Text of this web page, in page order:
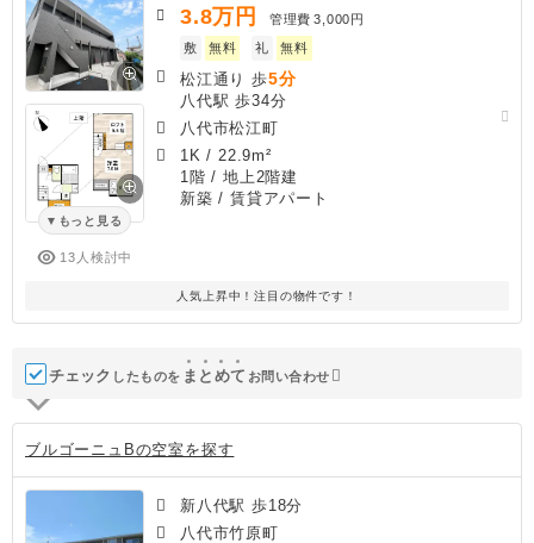
もっと見る
13人検討中
3.8万円 管理費 3,000円
敷
無料 礼 無料
松江通り 歩5分
八代駅 歩34分
八代市松江町
1K / 22.9m²
1階 / 地上2階建
新築 / 賃貸アパート
人気上昇中！注目の物件です！
チェック したものを ま と めて お問い合わせ
ブルゴーニュBの空室を探す
新八代駅 歩18分
八代市竹原町